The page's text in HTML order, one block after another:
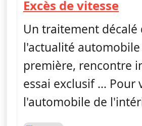
Excès de vitesse—
Un traitement décalé
l'actualité
première, rencontre
essai exclusif … Pour
l'automobile de